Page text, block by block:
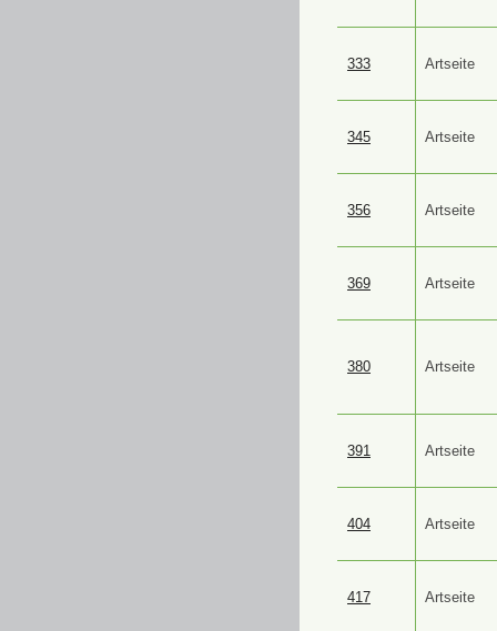
333 Artseite
345 Artseite
356 Artseite
369 Artseite
380 Artseite
391 Artseite
404 Artseite
417 Artseite